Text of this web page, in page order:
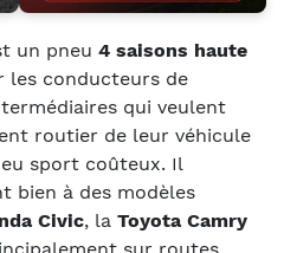
un pneu 4 saisons haute
les conducteurs de
qui veulent
routier de leur véhicule
sport coûteux. Il
bien à des modèles
Civic, la Toyota Camry